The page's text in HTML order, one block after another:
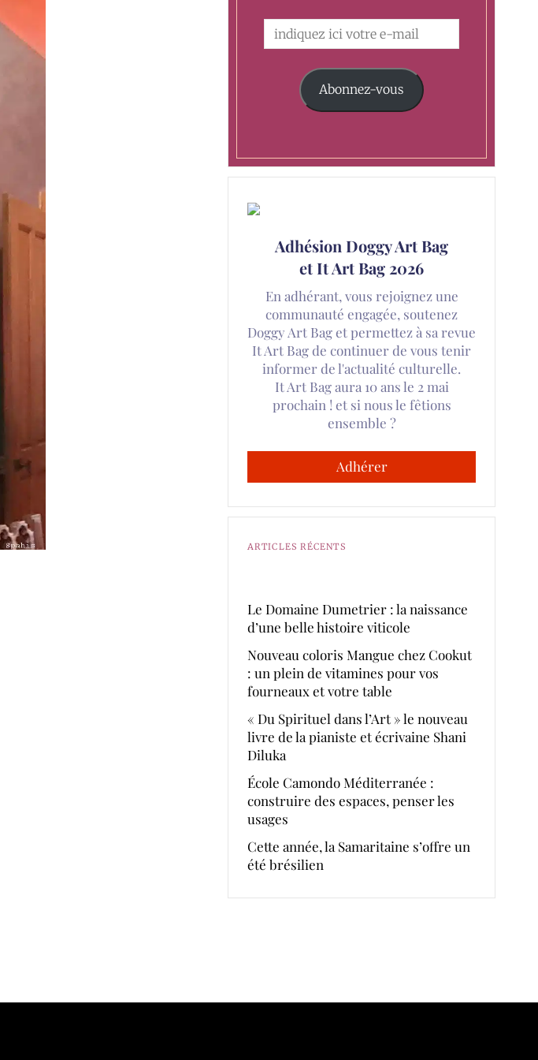
Abonnez-vous
Adhésion Doggy Art Bag
et It Art Bag 2026
En adhérant, vous rejoignez une
communauté engagée, soutenez
Doggy Art Bag et permettez à sa revue
It Art Bag de continuer de vous tenir
informer de l'actualité culturelle.
It Art Bag aura 10 ans le 2 mai
prochain ! et si nous le fêtions
ensemble ?
Adhérer
ARTICLES RÉCENTS
Le Domaine Dumetrier : la naissance
d’une belle histoire viticole
Nouveau coloris Mangue chez Cookut
: un plein de vitamines pour vos
fourneaux et votre table
« Du Spirituel dans l’Art » le nouveau
livre de la pianiste et écrivaine Shani
Diluka
École Camondo Méditerranée :
construire des espaces, penser les
usages
Cette année, la Samaritaine s’offre un
été brésilien